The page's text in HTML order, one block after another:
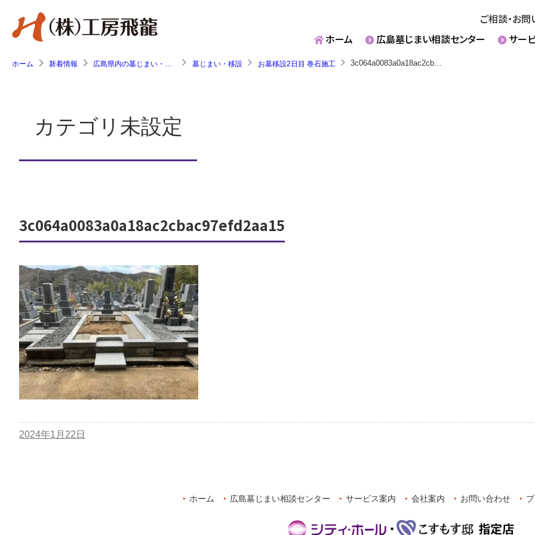
ご相談・お問
ホーム 広島墓じまい相談センター サー
ホーム 新着情報 墓じまい・移設 お墓移設2日目 巻石施工
カテゴリ未設定
3c064a0083a0a18ac2cbac97efd2aa15
2024年1月22日
ホーム 広島墓じまい相談センター サービス案内 会社案内 お問い合わせ